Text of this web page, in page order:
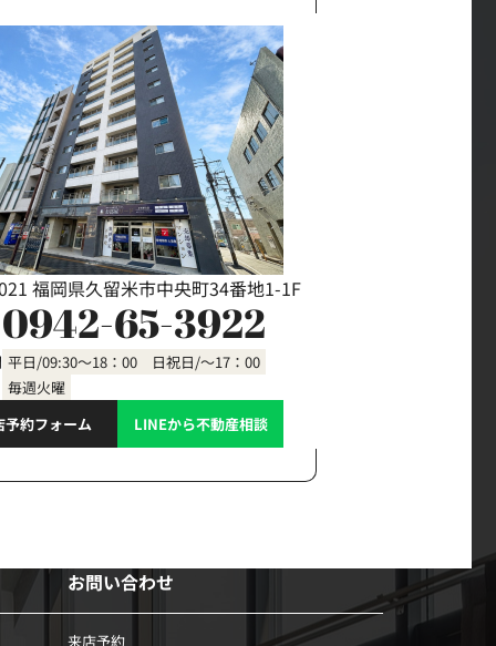
福岡県久留米市中央町34番地1-1F
0942-65-3922
平日/09:30～18：00 日祝日/～17：00
毎週火曜
予約フォーム
LINEから不動産相談
お問い合わせ
来店予約